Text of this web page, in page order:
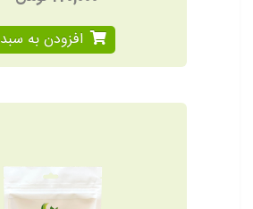
افزودن به سبد